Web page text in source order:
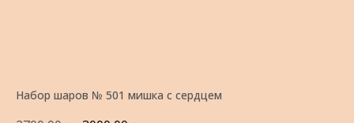
Набор шаров № 501 мишка с сердцем